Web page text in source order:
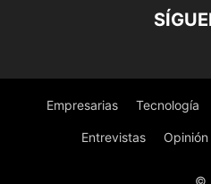
Empresarias Tecnología
Entrevistas Opinión
©